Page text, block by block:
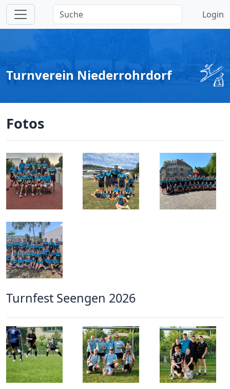
Login
Turnverein Niederrohrdorf
Fotos
Turnfest Seengen 2026